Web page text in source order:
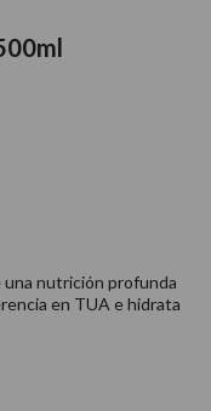
nutrición profunda
en TUA e hidrata